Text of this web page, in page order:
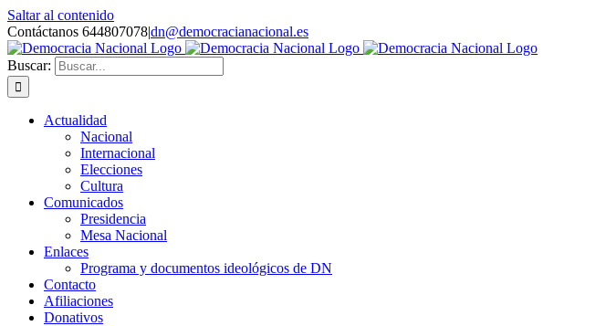
Saltar al contenido
Contáctanos 644807078|dn@democracianacional.es
Buscar:
Actualidad
Nacional
Internacional
Elecciones
Cultura
Comunicados
Presidencia
Mesa Nacional
Enlaces
Programa y documentos ideológicos de DN
Contacto
Afiliaciones
Donativos